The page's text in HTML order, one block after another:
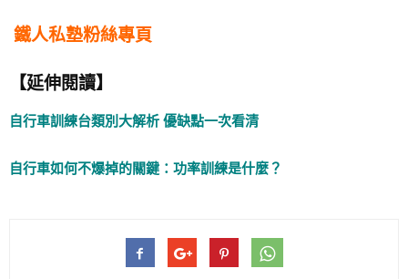
鐵人私塾粉絲專頁
【延伸閱讀】
自行車訓練台類別大解析 優缺點一次看清
自行車如何不爆掉的關鍵：功率訓練是什麼？